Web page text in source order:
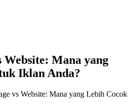
Website: Mana yang
Iklan Anda?
vs Website: Mana yang Lebih Cocok